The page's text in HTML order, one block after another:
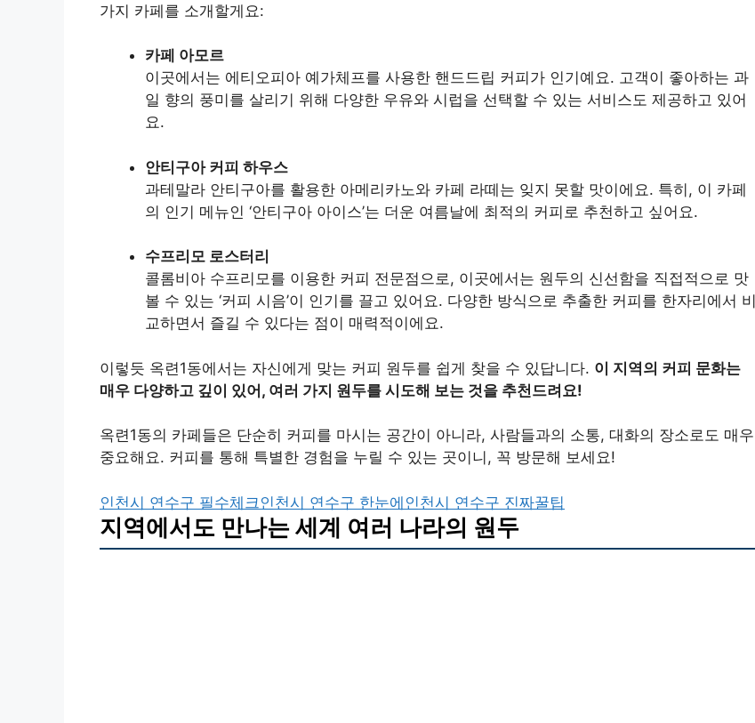
가지 카페를 소개할게요:
카페 아모르
이곳에서는 에티오피아 예가체프를 사용한 핸드드립 커피가 인기예요. 고객이 좋아하는 과
일 향의 풍미를 살리기 위해 다양한 우유와 시럽을 선택할 수 있는 서비스도 제공하고 있어
요.
안티구아 커피 하우스
과테말라 안티구아를 활용한 아메리카노와 카페 라떼는 잊지 못할 맛이에요. 특히, 이 카페
의 인기 메뉴인 ‘안티구아 아이스’는 더운 여름날에 최적의 커피로 추천하고 싶어요.
수프리모 로스터리
콜롬비아 수프리모를 이용한 커피 전문점으로, 이곳에서는 원두의 신선함을 직접적으로 맛
볼 수 있는 ‘커피 시음’이 인기를 끌고 있어요. 다양한 방식으로 추출한 커피를 한자리에서 비
교하면서 즐길 수 있다는 점이 매력적이에요.
이렇듯 옥련1동에서는 자신에게 맞는 커피 원두를 쉽게 찾을 수 있답니다. 이 지역의 커피 문화는
매우 다양하고 깊이 있어, 여러 가지 원두를 시도해 보는 것을 추천드려요!
옥련1동의 카페들은 단순히 커피를 마시는 공간이 아니라, 사람들과의 소통, 대화의 장소로도 매우
중요해요. 커피를 통해 특별한 경험을 누릴 수 있는 곳이니, 꼭 방문해 보세요!
인천시 연수구 필수체크 인천시 연수구 한눈에 인천시 연수구 진짜꿀팁
지역에서도 만나는 세계 여러 나라의 원두